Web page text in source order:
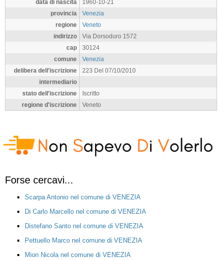
data di nascita
1960-10-21
provincia
Venezia
regione
Veneto
indirizzo
Via Dorsoduro 1572
cap
30124
comune
Venezia
delibera dell'iscrizione
223 Del 07/10/2010
intermediario
stato dell'iscrizione
Iscritto
regione d'iscrizione
Veneto
Forse cercavi...
Scarpa Antonio nel comune di VENEZIA
Di Carlo Marcello nel comune di VENEZIA
Distefano Santo nel comune di VENEZIA
Pettuello Marco nel comune di VENEZIA
Mion Nicola nel comune di VENEZIA